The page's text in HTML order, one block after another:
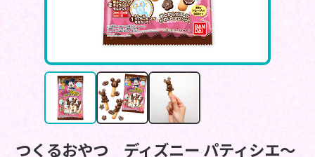
つくるおやつ ディズニー パティシエ～